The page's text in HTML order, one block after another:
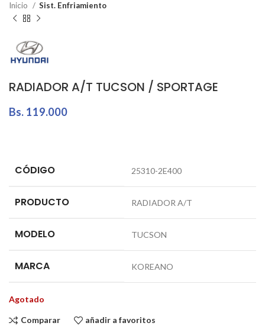
Inicio Sist. Enfriamiento
RADIADOR A/T TUCSON / SPORTAGE
Bs. 119.000
CÓDIGO 25310-2E400
PRODUCTO RADIADOR A/T
MODELO TUCSON
MARCA KOREANO
Agotado
Comparar añadir a favoritos